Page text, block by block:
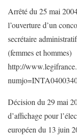
Arrêté du 25 mai
l’ouverture d’un
secrétaire
(femmes et hommes)
http://
Décision du 29 mai
d’affichage pour
européen du 13 juin